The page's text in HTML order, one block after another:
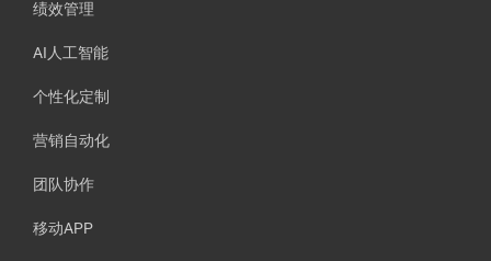
绩效管理
AI人工智能
个性化定制
营销自动化
团队协作
移动APP